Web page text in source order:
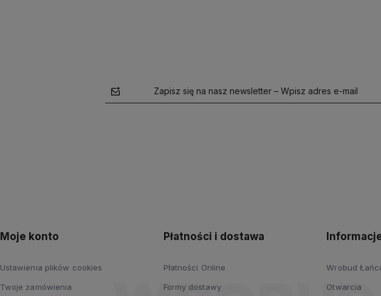
Zapisz się na nasz newsletter – Wpisz adres e-mail
Moje konto
Ustawienia plików cookies
Twoje zamówienia
Płatności i dostawa
Płatności Online
Formy dostawy
Wrobud
Otwarcia